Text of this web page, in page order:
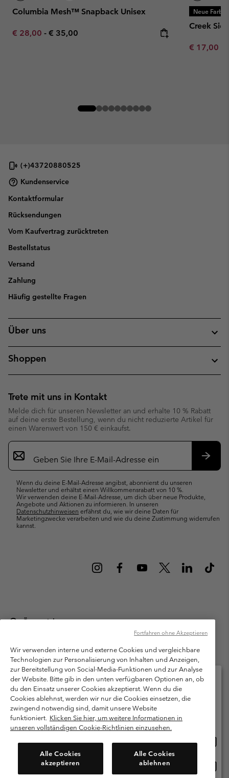
Columbia Mesh™ Snapback Unisex
Minimum sale price:
€ 28,00 - Maximum price:
€ 35,00
Neue
Creek
Minimum
€ 17,00
(+)43720880525
Kundenservice
Kontaktformular
Rücksendungen
Vom Kaufvertrag zurücktreten
Bestellstatus
Versand
Zahlung
Häufig gestellte Fragen
Über uns
Shoppen
Trete mit uns in Kontakt
Melde dich für unseren Newsletter an und erhalte 10 % Rabatt
auf deine erste Bestellung, wenn du nicht reduzierte Artikel für
einen Warenwert von 150 € einkaufst.
Newsletter-
Anmeldung
Wenn du deine E-Mail-Adresse angibst, abonnierst du unseren
Newsletter und erhältst einen Willkommensrabatt von 10 %.
Wir verwenden deine E-Mail-Adresse, um dich über neue Produkte,
Angebote und Aktionen zu informieren. In unseren
Datenschutzhinweisen erfährst du, wie wir deine Daten für
Marketingzwecke verarbeiten und wie du deine Zustimmung widerrufen
kannst.
Österreich
Columbia Sportswear Austria GmbH. Moosfeldstraße 1, 5101
Bergheim, Salzburg Österreich. Alle Rechte vorbehalten.
Nutzungsbedingungen
Allgemeine Verkaufsbedingungen
Garantie
Datenschutzerklärung
Bestimmungen und Bedingungen des Mitglieder Programms
Nutzungsbedingungen Für Nutzergenerierte Inhalte
Cookies
Kundenservice: Mo- Fr. 9:00 - 13:00 & 14:00- 18:00 Uhr
(+)43720880525
Wir verwenden interne und externe Cookies und vergleichbare
Technologien zur Personalisierung von Inhalten und Anzeigen,
zur Bereitstellung von Social-Media-Funktionen und zur Analyse
der Website. Bitte gib in den unten verfügbaren Optionen an, ob
du den Einsatz unserer Cookies akzeptierst. Wenn du die
Cookies ablehnst, werden wir nur die Cookies einsetzen, die
zwingend notwendig sind, damit unsere Website
funktioniert. Klicken Sie hier, um weitere Informationen in
unseren vollständigen Cookie-Richtlinien einzusehen.
Alle Cookies
akzeptieren
Alle Cookies
ablehnen
Fortfahren ohne Akzeptieren
Bitte wählen Sie Ihr Lieferland und Ihre Sprache
Online-Einkauf verfügbar
Österreich